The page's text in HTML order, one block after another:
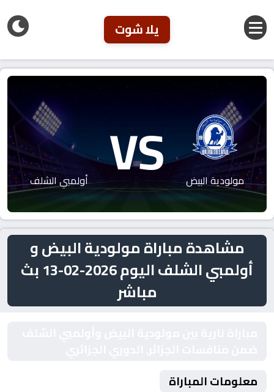
يلا شوت
مولودية البيض VS أولمبي الشلف
مشاهدة مباراة مولودية البيض و
أولمبي الشلف اليوم 2026-02-13 بث
مباشر
معلومات المباراة